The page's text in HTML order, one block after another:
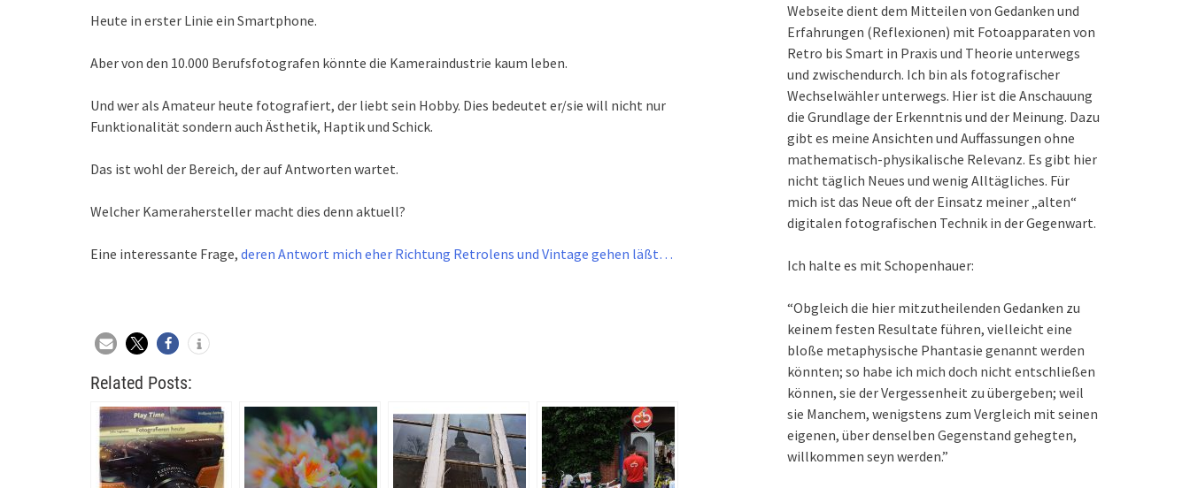
Heute in erster Linie ein Smartphone.
Aber von den 10.000 Berufsfotografen könnte die Kameraindustrie kaum leben.
Und wer als Amateur heute fotografiert, der liebt sein Hobby. Dies bedeutet er/sie will nicht nur
Funktionalität sondern auch Ästhetik, Haptik und Schick.
Das ist wohl der Bereich, der auf Antworten wartet.
Welcher Kamerahersteller macht dies denn aktuell?
Eine interessante Frage, deren Antwort mich eher Richtung Retrolens und Vintage gehen läßt…
Related Posts:
Webseite dient dem Mitteilen von Gedanken und
Erfahrungen (Reflexionen) mit Fotoapparaten von
Retro bis Smart in Praxis und Theorie unterwegs
und zwischendurch. Ich bin als fotografischer
Wechselwähler unterwegs. Hier ist die Anschauung
die Grundlage der Erkenntnis und der Meinung. Dazu
gibt es meine Ansichten und Auffassungen ohne
mathematisch-physikalische Relevanz. Es gibt hier
nicht täglich Neues und wenig Alltägliches. Für
mich ist das Neue oft der Einsatz meiner „alten“
digitalen fotografischen Technik in der Gegenwart.
Ich halte es mit Schopenhauer:
“Obgleich die hier mitzutheilenden Gedanken zu
keinem festen Resultate führen, vielleicht eine
bloße metaphysische Phantasie genannt werden
könnten; so habe ich mich doch nicht entschließen
können, sie der Vergessenheit zu übergeben; weil
sie Manchem, wenigstens zum Vergleich mit seinen
eigenen, über denselben Gegenstand gehegten,
willkommen seyn werden.”